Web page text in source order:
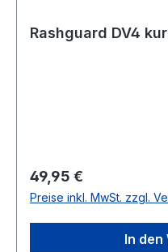
Rashguard DV4
Regulärer Preis:
49,95 €
Preise inkl. MwSt. zzgl.
In den